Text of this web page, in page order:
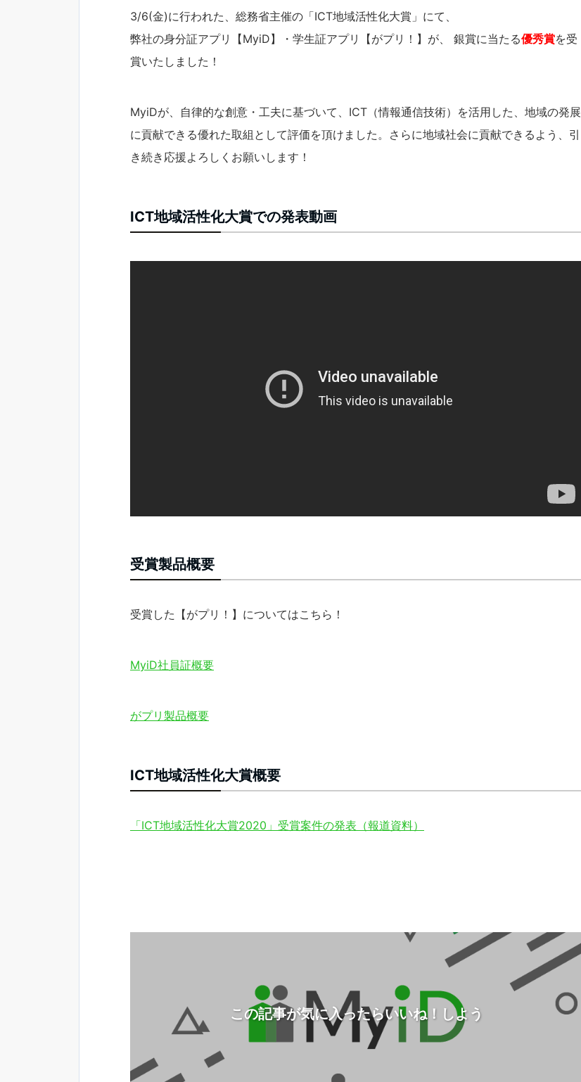
3/6(金)に行われた、総務省主催の「ICT地域活性化大賞」にて、
弊社の身分証アプリ【MyiD】・学生証アプリ【がプリ！】が、 銀賞に当たる優秀賞を受
賞いたしました！
MyiDが、自律的な創意・工夫に基づいて、ICT（情報通信技術）を活用した、地域の発展
に貢献できる優れた取組として評価を頂けました。さらに地域社会に貢献できるよう、引
き続き応援よろしくお願いします！
ICT地域活性化大賞での発表動画
受賞製品概要
受賞した【がプリ！】についてはこちら！
MyiD社員証概要
がプリ製品概要
ICT地域活性化大賞概要
「ICT地域活性化大賞2020」受賞案件の発表（報道資料）
この記事が気に入ったらいいね！しよう